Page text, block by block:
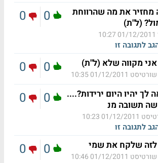
מחזיר את מה שהרווחת
(ל"ת)
01/12/2011 10:27
לתגובה זו
0
0
אני מקווה שלא (ל"ת)
שורטיסט 01/12/2011 10:35
0
0
לך יהיו היום ירידות?....
תשובה מנ
01/12/2011 10:23
לתגובה זו
0
0
לזה שלקח את שמי
שורטיסט 01/12/2011 10:46
0
0